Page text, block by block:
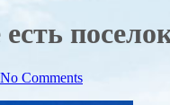
No Comments